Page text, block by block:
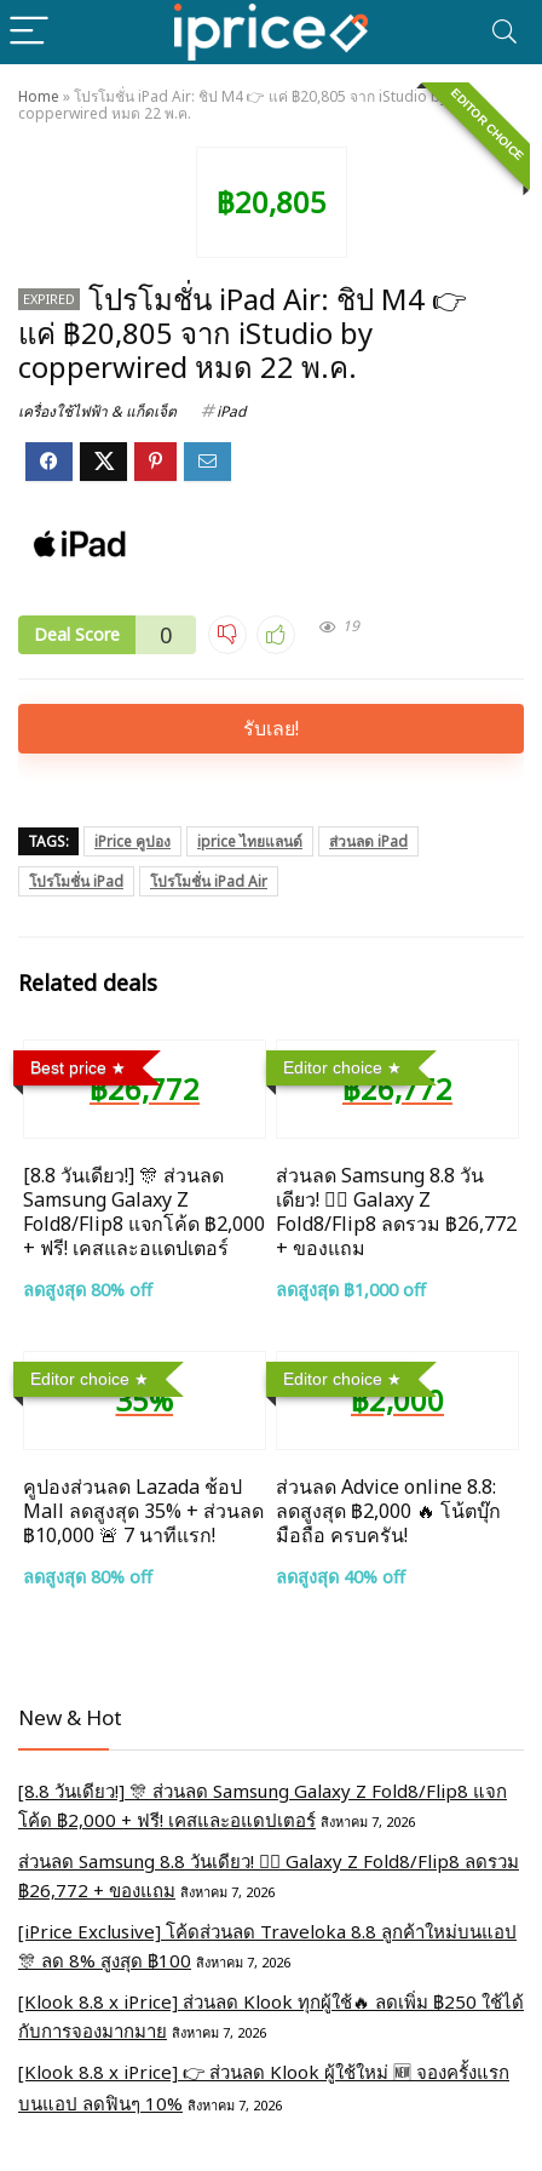
Home »โปรโมชั่น iPad Air: ชิป M4 👉 แค่ ฿20,805 จาก iStudio by
copperwired หมด 22 พ.ค.
EDITOR CHOICE
฿20,805
EXPIRED
โปรโมชั่น iPad Air: ชิป M4 👉
แค่ ฿20,805 จาก iStudio by
copperwired หมด 22 พ.ค.
เครื่องใช้ไฟฟ้า & แก็ดเจ็ต iPad
Deal Score 0 19
รับเลย!
TAGS: iPrice คูปอง iprice ไทยแลนด์
ส่วนลด iPad
โปรโมชั่น iPad
โปรโมชั่น iPad Air
Related deals
Best price
฿26,772
[8.8 วันเดียว!] 🎊 ส่วนลด
Samsung Galaxy Z
Fold8/Flip8 แจกโค้ด ฿2,000
+ ฟรี! เคสและอแดปเตอร์
ลดสูงสุด 80% off
Editor choice
฿26,772
ส่วนลด Samsung 8.8 วัน
เดียว! ❤️‍🔥 Galaxy Z
Fold8/Flip8 ลดรวม ฿26,772
+ ของแถม
ลดสูงสุด ฿1,000 off
Editor choice
35%
คูปองส่วนลด Lazada ช้อป
Mall ลดสูงสุด 35% + ส่วนลด
฿10,000 🚨 7 นาทีแรก!
ลดสูงสุด 80% off
Editor choice
฿2,000
ส่วนลด Advice online 8.8:
ลดสูงสุด ฿2,000 🔥 โน้ตบุ๊ก
มือถือ ครบครัน!
ลดสูงสุด 40% off
New & Hot
[8.8 วันเดียว!] 🎊 ส่วนลด Samsung Galaxy Z Fold8/Flip8 แจก
โค้ด ฿2,000 + ฟรี! เคสและอแดปเตอร์ สิงหาคม 7, 2026
ส่วนลด Samsung 8.8 วันเดียว! ❤️‍🔥 Galaxy Z Fold8/Flip8 ลดรวม
฿26,772 + ของแถม สิงหาคม 7, 2026
[iPrice Exclusive] โค้ดส่วนลด Traveloka 8.8 ลูกค้าใหม่บนแอป
🎊 ลด 8% สูงสุด​ ฿100 สิงหาคม 7, 2026
[Klook 8.8 x iPrice] ส่วนลด Klook ทุกผู้ใช้🔥 ลดเพิ่ม ฿250 ใช้ได้
กับการจองมากมาย สิงหาคม 7, 2026
[Klook 8.8 x iPrice] 👉 ส่วนลด Klook ผู้ใช้ใหม่ 🆕 จองครั้งแรก
บนแอป ลดฟินๆ 10% สิงหาคม 7, 2026